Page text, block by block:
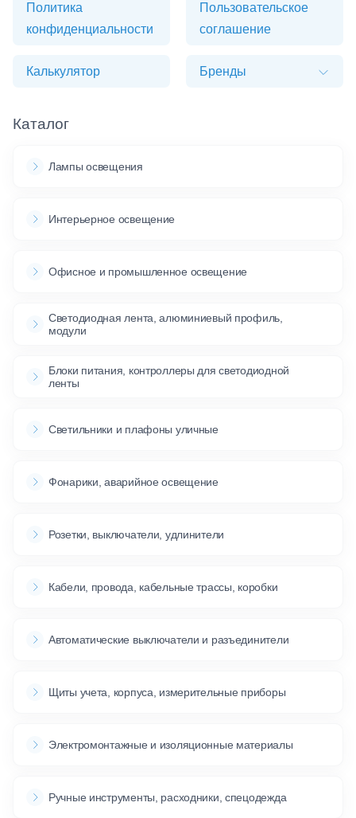
Политика
конфиденциальности
Пользовательское
соглашение
Калькулятор Бренды
Каталог
Лампы освещения
Интерьерное освещение
Офисное и промышленное освещение
Светодиодная лента, алюминиевый профиль,
модули
Блоки питания, контроллеры для светодиодной
ленты
Светильники и плафоны уличные
Фонарики, аварийное освещение
Розетки, выключатели, удлинители
Кабели, провода, кабельные трассы, коробки
Автоматические выключатели и разъединители
Щиты учета, корпуса, измерительные приборы
Электромонтажные и изоляционные материалы
Ручные инструменты, расходники, спецодежда